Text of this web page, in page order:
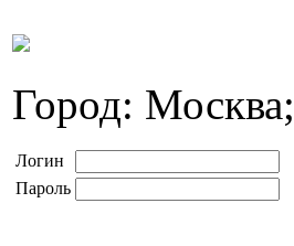
Город: Москва;
Логин
Пароль